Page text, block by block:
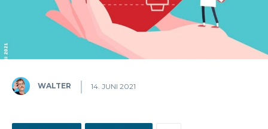
WALTER 14. JUNI 2021